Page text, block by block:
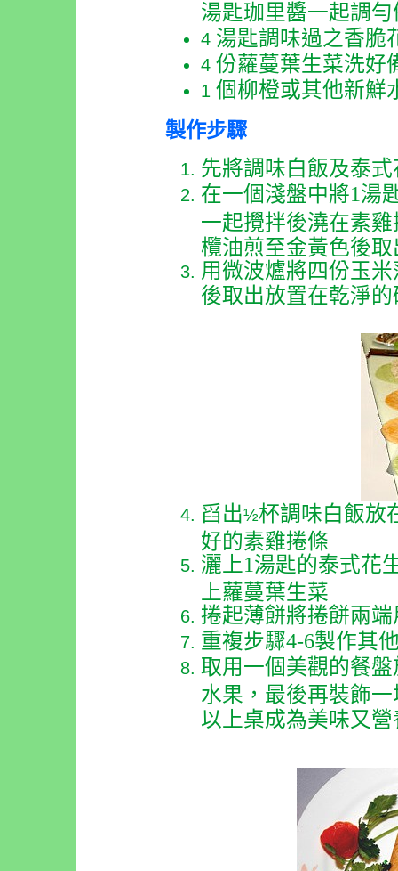
湯匙珈里醬一起調勻
4 湯匙調味過之香脆
4 份蘿蔓葉生菜洗好
1 個柳橙或其他新鮮
製作步驟
先將調味白飯及泰
在一個淺盤中將1湯
一起攪拌後澆在素
欖油煎至金黃色後
用微波爐將四份玉
後取出放置在乾淨
舀出½杯調味白飯放
好的素雞捲條
灑上1湯匙的泰式花
上蘿蔓葉生菜
捲起薄餅將捲餅兩
重複步驟4-6製作其
取用一個美觀的餐
水果，最後再裝飾
以上桌成為美味又